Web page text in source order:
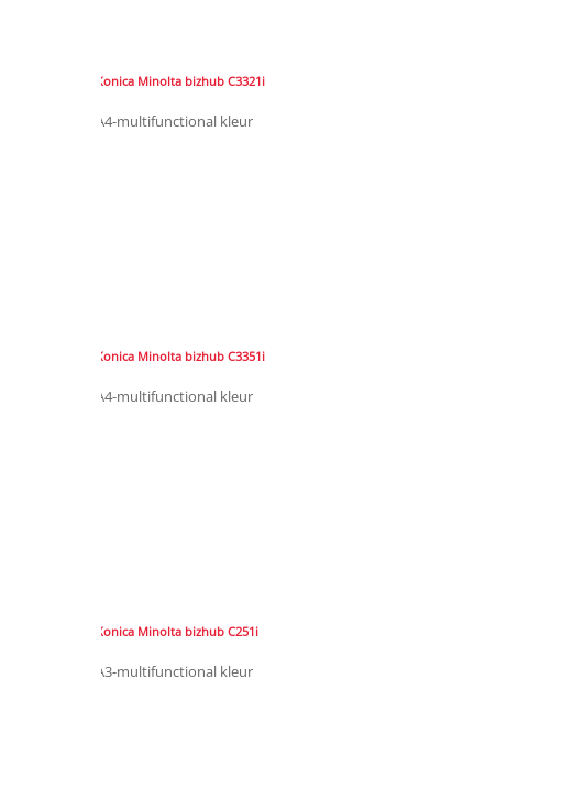
Konica Minolta bizhub C3321i
A4-multifunctional kleur
Konica Minolta bizhub C3351i
A4-multifunctional kleur
Konica Minolta bizhub C251i
A3-multifunctional kleur